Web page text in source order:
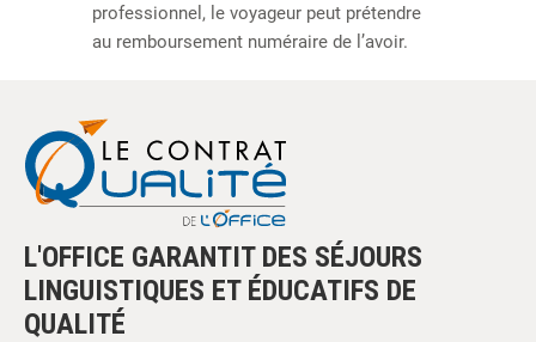
professionnel, le voyageur peut prétendre
au remboursement numéraire de l’avoir.
L'OFFICE GARANTIT DES SÉJOURS
LINGUISTIQUES ET ÉDUCATIFS DE
QUALITÉ